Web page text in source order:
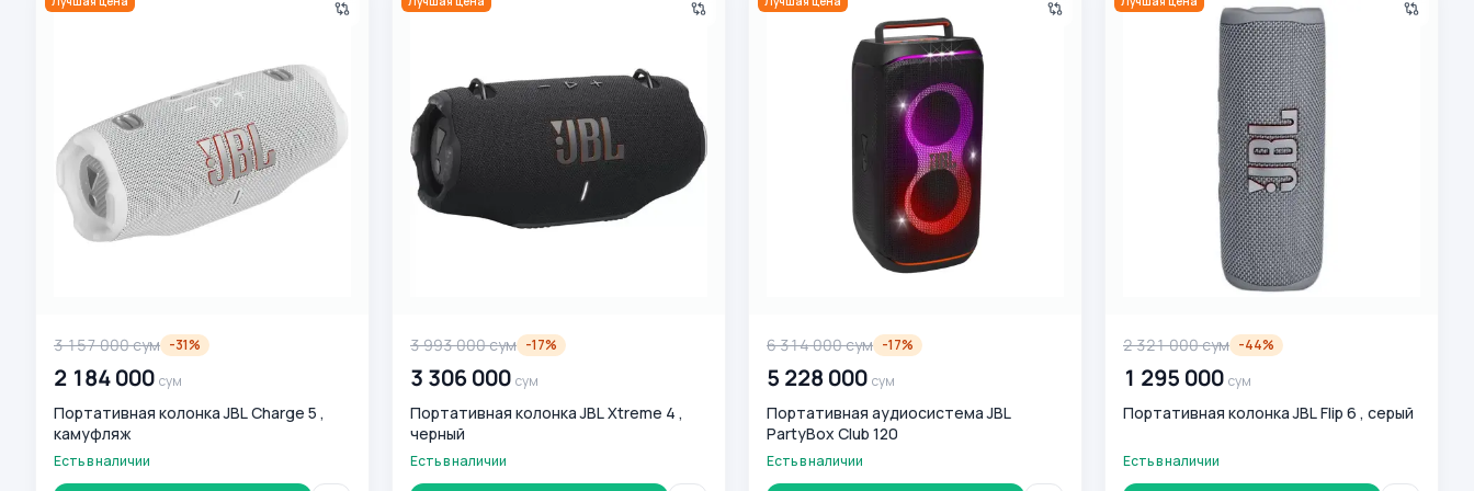
3 157 000сум -31%
2 184 000 сум
Портативная колонка JBL Charge 5 ,
камуфляж
Есть в наличии
3 993 000сум -17%
3 306 000 сум
Портативная колонка JBL Xtreme 4 ,
черный
Есть в наличии
6 314 000сум -17%
5 228 000 сум
Портативная аудиосистема JBL
PartyBox Club 120
Есть в наличии
2 321 000сум -44%
1 295 000 сум
Портативная колонка JBL Flip 6 , серый
Есть в наличии